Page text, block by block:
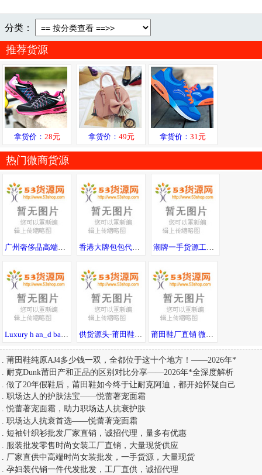
分类：
推荐货源
拿货价： 28元 拿货价： 49元 拿货价：31元
热门微商货源
广州奢侈品高端。男鞋，包包，手表，工厂，可一件代发，可发送全国。 香港大牌包包代工厂 高端品质 一件代发 直发全球 潮牌一手货源工厂直销全国免费招代理七天无理由退换诚接批发淘宝供货
Luxury h an_d bags 包包丨* 著偧品 Guccl 供货源头-莆田鞋40起-衣服15起-全场包邮-七天无理由退货 莆田鞋厂直销 微商货源运动鞋潮服，免费代理一件代发
.莆田鞋纯原AJ4多少钱一双，全都位于这十个地方！——2026年*
.耐克Dunk莆田产和正品的区别对比分享——2026年*全深度解析
.做了20年假鞋后，莆田鞋如今终于让耐克阿迪，都开始怀疑自己
.职场达人的护肤法宝——悦蕾著宠面霜
.悦蕾著宠面霜，助力职场达人抗衰护肤
.职场达人抗衰首选——悦蕾著宠面霜
.短袖针织衫批发厂家直销，诚招代理，量多有优惠
服装批发零售时尚女装工厂直销，大量现货供应
. 厂家直供中高端时尚女装批发，一手货源，大量现货
.孕妇装代销一件代发批发，工厂直供，诚招代理